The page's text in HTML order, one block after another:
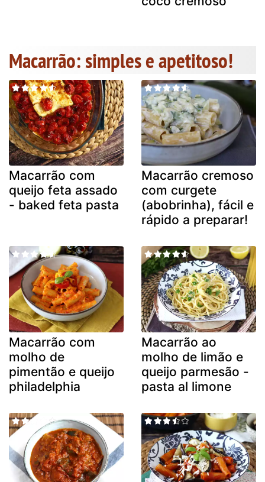
Macarrão: simples e apetitoso!
Macarrão com
queijo feta assado
- baked feta pasta
Macarrão cremoso
com curgete
(abobrinha), fácil e
rápido a preparar!
Macarrão com
molho de
pimentão e queijo
philadelphia
Macarrão ao
molho de limão e
queijo parmesão -
pasta al limone